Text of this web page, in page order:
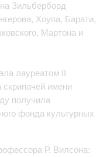
Зильберборд
Хоупа, Барати,
Мартона и
лауреатом II
имени
получила
фонда культурных
Р. Вилсона: